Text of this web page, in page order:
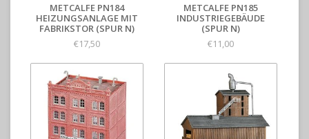
METCALFE PN184
HEIZUNGSANLAGE MIT
FABRIKSTOR (SPUR N)
€17,50
METCALFE PN185
INDUSTRIEGEBÄUDE
(SPUR N)
€11,00